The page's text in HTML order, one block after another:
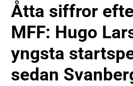
Åtta siffror
MFF: Hugo
yngsta
sedan